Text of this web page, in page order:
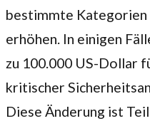
bestimmte Kategorien
erhöhen. In einigen
zu 100.000 US-Dollar
kritischer
Diese Änderung ist